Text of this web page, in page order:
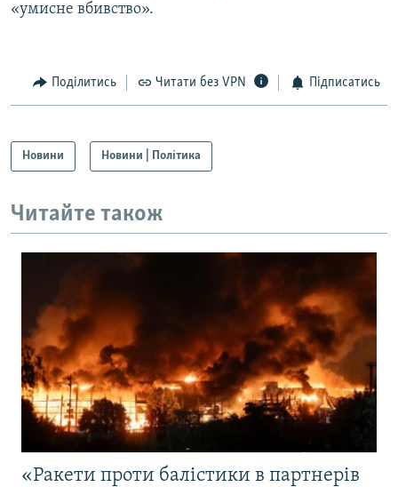
«умисне вбивство».
Поділитись Читати без VPN Підписатись
Новини Новини | Політика
Читайте також
«Ракети проти балістики в партнерів